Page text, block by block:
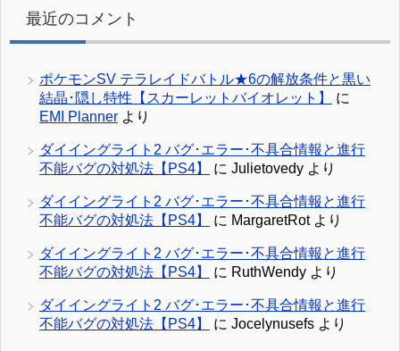
最近のコメント
ポケモンSV テラレイドバトル★6の解放条件と黒い
結晶･隠し特性【スカーレットバイオレット】
に
EMI Planner より
ダイイングライト2 バグ･エラー･不具合情報と進行
不能バグの対処法【PS4】
に Julietovedy より
ダイイングライト2 バグ･エラー･不具合情報と進行
不能バグの対処法【PS4】
に MargaretRotより
ダイイングライト2 バグ･エラー･不具合情報と進行
不能バグの対処法【PS4】
に RuthWendy より
ダイイングライト2 バグ･エラー･不具合情報と進行
不能バグの対処法【PS4】
に Jocelynusefs より